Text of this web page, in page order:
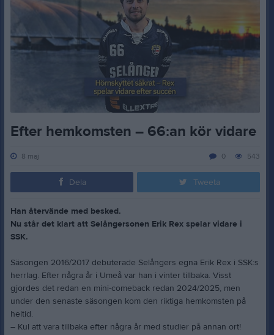
Efter hemkomsten – 66:an kör vidare
8 maj 543
0
Dela Tweeta
Han återvände med besked.
Nu står det klart att Selångersonen Erik Rex spelar vidare i
SSK.
Säsongen 2016/2017 debuterade Selångers egna Erik Rex i SSK:s
herrlag. Efter några år i Umeå var han i vinter tillbaka. Visst
gjordes det redan en mini-comeback redan 2024/2025, men
under den senaste säsongen kom den riktiga hemkomsten på
heltid.
– Kul att vara tillbaka efter några år med studier på annan ort!